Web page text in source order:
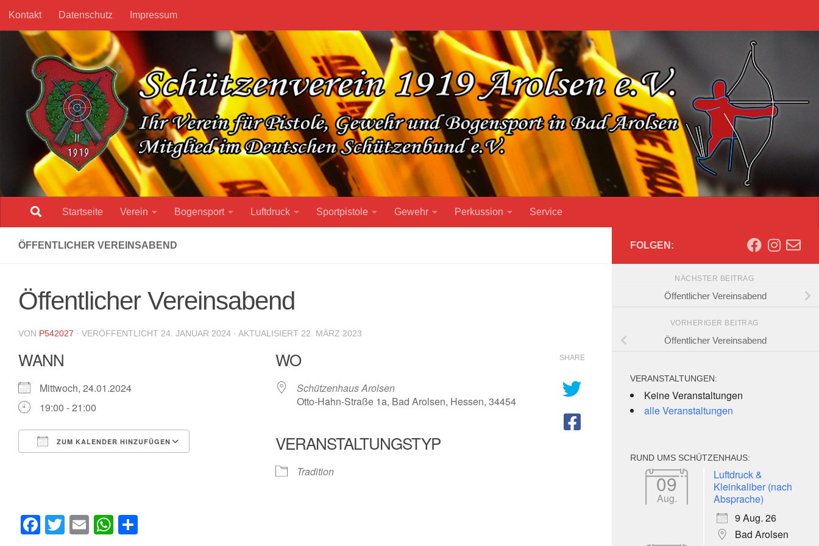
Unter dem Inhalt
Kontakt Datenschutz Impressum
Startseite Verein Bogensport Luftdruck Sportpistole Gewehr Perkussion Service
ÖFFENTLICHER VEREINSABEND
Öffentlicher Vereinsabend
VON P542027 · VERÖFFENTLICHT 24. JANUAR 2024 · AKTUALISIERT 22. MÄRZ 2023
WANN
Mittwoch, 24.01.2024
19:00 - 21:00
ZUM KALENDER HINZUFÜGEN
Outlook Live
WO
Schützenhaus Arolsen
Otto-Hahn-Straße 1a, Bad Arolsen, Hessen, 34454
VERANSTALTUNGSTYP
Tradition
Facebook
TwitterEmailWhatsApp
SHARE
FOLGEN:
NÄCHSTER BEITRAG
Öffentlicher Vereinsabend
VORHERIGER BEITRAG
Öffentlicher Vereinsabend
VERANSTALTUNGEN:
Keine Veranstaltungen
alle Veranstaltungen
RUND UMS SCHÜTZENHAUS:
09
Aug.
Luftdruck &
Kleinkaliber (nach
Absprache)
9 Aug. 26
Bad Arolsen